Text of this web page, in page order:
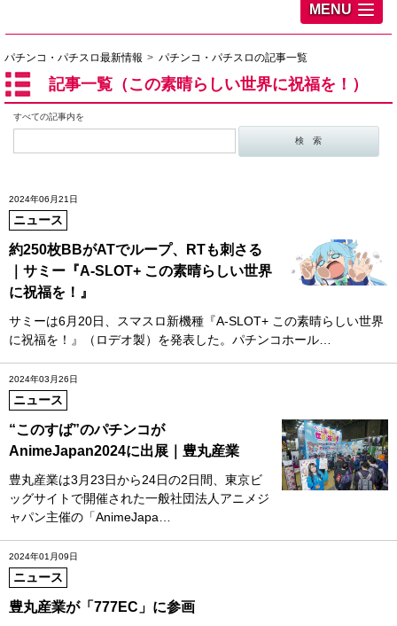
MENU
パチンコ・パチスロ最新情報 パチンコ・パチスロの記事一覧
記事一覧（この素晴らしい世界に祝福を！）
すべての記事内を
2024年06月21日
ニュース
約250枚BBがATでループ、RTも刺さる
｜サミー『A-SLOT+ この素晴らしい世界
に祝福を！』
サミーは6月20日、スマスロ新機種『A-SLOT+ この素晴らしい世界
に祝福を！』（ロデオ製）を発表した。パチンコホール…
2024年03月26日
ニュース
“このすば”のパチンコが
AnimeJapan2024に出展｜豊丸産業
豊丸産業は3月23日から24日の2日間、東京ビ
ッグサイトで開催された一般社団法人アニメジ
ャパン主催の「AnimeJapa…
2024年01月09日
ニュース
豊丸産業が「777EC」に参画